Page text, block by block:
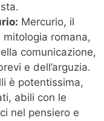
Mercurio, il
romana,
comunicazione,
e dell’arguzia.
è potentissima,
abili con le
nel pensiero e